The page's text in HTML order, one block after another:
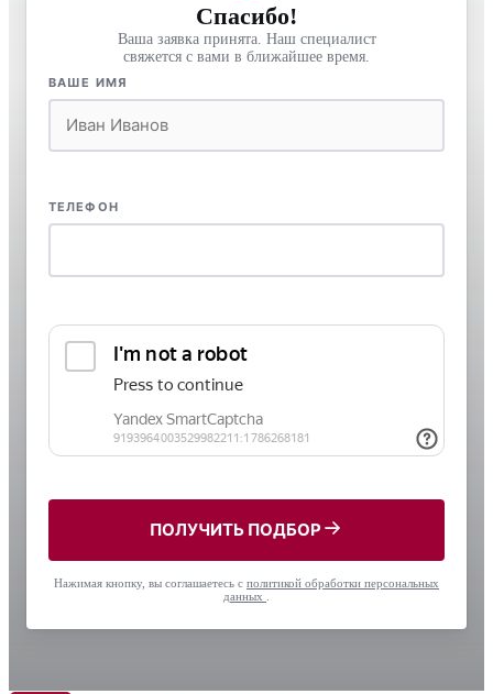
Спасибо!
Ваша заявка принята. Наш специалист
свяжется с вами в ближайшее время.
ВАШЕ ИМЯ
ТЕЛЕФОН
ПОЛУЧИТЬ ПОДБОР
Нажимая кнопку, вы соглашаетесь с политикой обработки персональных
данных